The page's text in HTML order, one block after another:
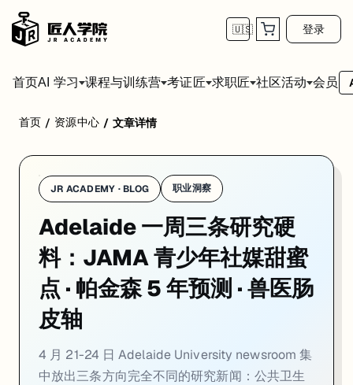
🇺🇸 登录
首页AI 学习 课程与训练营 考证匠 求职匠 社区活动 会员
学校：阿德莱德大学 / University of Adelaide
4 月 21-24 日 Adelaide University newsroom 集中放出三条方向完全
01. Adelaide 青少年社媒「甜蜜点」研究：
：Adelaide University 公共卫生团队 4 月 24 日在 newsroom
Adelaide University 公共卫生团队 4 月 24 日通过 newsroom 公布最
核心发现是：社媒时长和青少年福祉之间不是单调关系，而是一条倒
对走 Public Health / Psychology / Social Work 方向的国际学生，这
02. Lyndsey Collins-Praino 团队：用 CSF +
首页 / 资源中心 / 文章详情
JR ACADEMY · BLOG 职业洞察
Adelaide 一周三条研究硬
料：JAMA 青少年社媒甜蜜
点 · 帕金森 5 年预测 · 兽医肠
皮轴
4 月 21-24 日 Adelaide University newsroom 集
中放出三条方向完全不同的研究新闻：公共卫生